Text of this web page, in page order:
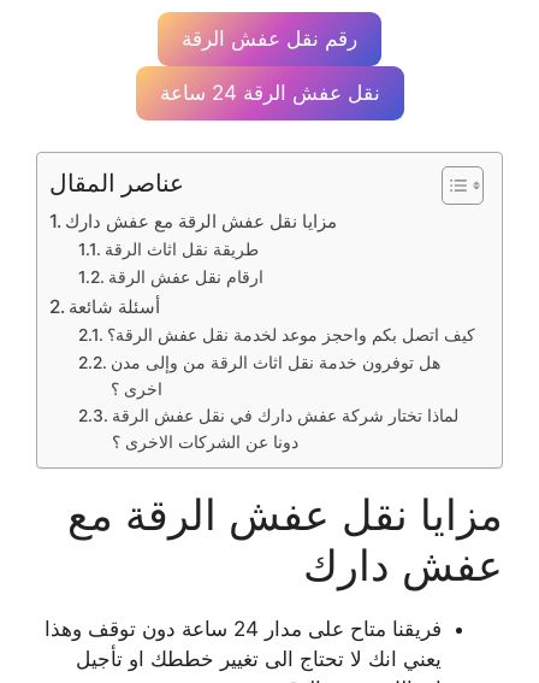
رقم نقل عفش الرقة
نقل عفش الرقة 24 ساعة
عناصر المقال
مزايا نقل عفش الرقة مع عفش دارك
طريقة نقل اثاث الرقة
ارقام نقل عفش الرقة
أسئلة شائعة
كيف اتصل بكم واحجز موعد لخدمة نقل عفش الرقة؟
هل توفرون خدمة نقل اثاث الرقة من وإلى مدن
اخرى ؟
لماذا تختار شركة عفش دارك في نقل عفش الرقة
دونا عن الشركات الاخرى ؟
مزايا نقل عفش الرقة مع
عفش دارك
فريقنا متاح على مدار 24 ساعة دون توقف وهذا
يعني انك لا تحتاج الى تغيير خططك او تأجيل